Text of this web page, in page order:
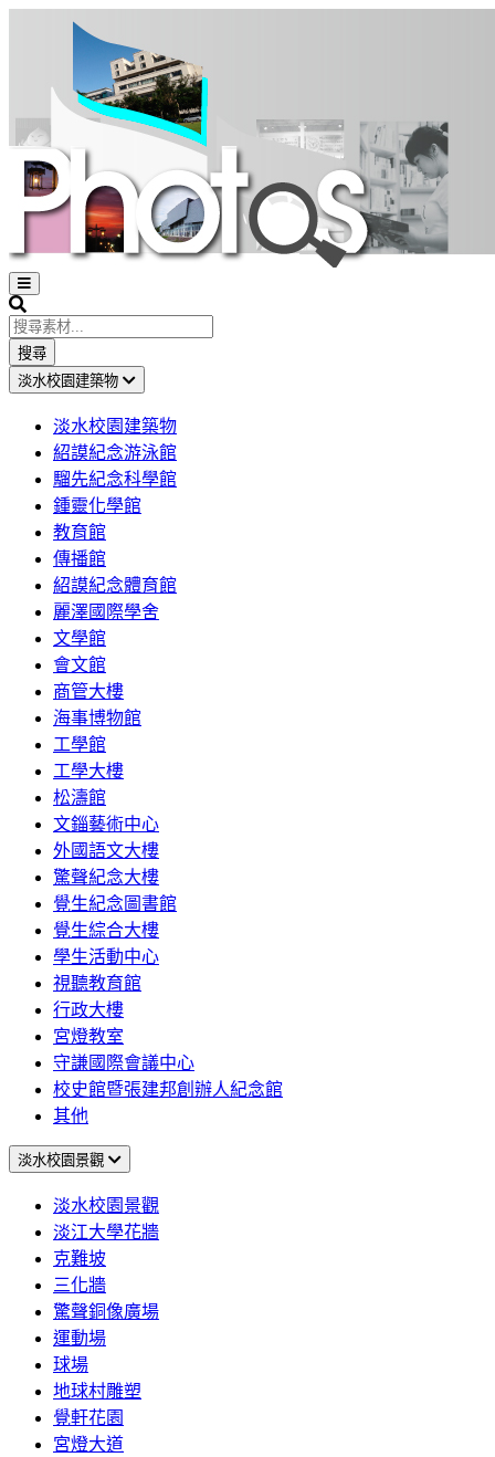
Open
sidebar
Search
搜尋
淡水校園建築物
淡水校園建築物
紹謨紀念游泳館
騮先紀念科學館
鍾靈化學館
教育館
傳播館
紹謨紀念體育館
麗澤國際學舍
文學館
會文館
商管大樓
海事博物館
工學館
工學大樓
松濤館
文錙藝術中心
外國語文大樓
驚聲紀念大樓
覺生紀念圖書館
覺生綜合大樓
學生活動中心
視聽教育館
行政大樓
宮燈教室
守謙國際會議中心
校史館暨張建邦創辦人紀念館
其他
淡水校園景觀
淡水校園景觀
淡江大學花牆
克難坡
三化牆
驚聲銅像廣場
運動場
球場
地球村雕塑
覺軒花園
宮燈大道